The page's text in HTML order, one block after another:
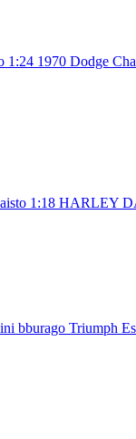
1:24 1970 Dodge
1:18 HARLEY
bburago Triumph